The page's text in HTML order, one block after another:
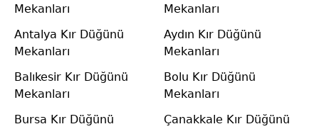
Mekanları
Mekanları
Antalya Kır Düğünü
Mekanları
Aydın Kır Düğünü
Mekanları
Balıkesir Kır Düğünü
Mekanları
Bolu Kır Düğünü
Mekanları
Bursa Kır Düğünü
Çanakkale Kır Düğünü